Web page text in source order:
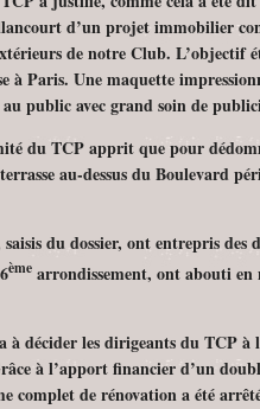
d’un projet immobilier
de notre Club. L’objectif
à Paris. Une maquette
public avec grand soin de
du TCP apprit que pour
au-dessus du Boulevard
du dossier, ont entrepris des
ème arrondissement, ont abouti
à décider les dirigeants du TCP
à l’apport financier d’un
complet de rénovation a été